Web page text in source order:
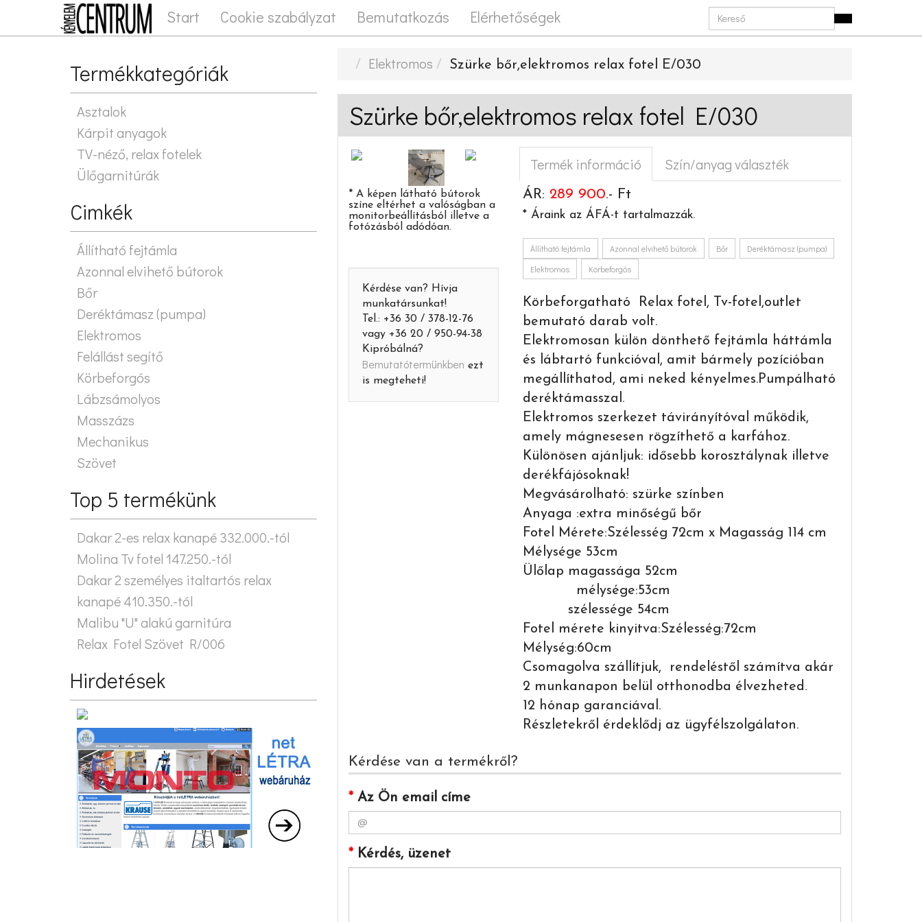
Start Cookie szabályzat Bemutatkozás Elérhetőségek
Termékkategóriák
Asztalok
Kárpit anyagok
TV-néző, relax fotelek
Ülőgarnitúrák
Cimkék
Állítható fejtámla
Azonnal elvihető bútorok
Bőr
Deréktámasz (pumpa)
Elektromos
Felállást segítő
Körbeforgós
Lábzsámolyos
Masszázs
Mechanikus
Szövet
Top 5 termékünk
Dakar 2-es relax kanapé 332.000.-tól
Molina Tv fotel 147.250.-tól
Dakar 2 személyes italtartós relax
kanapé 410.350.-tól
Malibu "U" alakú garnitúra
Relax Fotel Szövet R/006
Hirdetések
Elektromos Szürke bőr,elektromos relax fotel E/030
Szürke bőr,elektromos relax fotel E/030
* A képen látható bútorok
színe eltérhet a valóságban a
monitorbeállításból illetve a
fotózásból adódóan.
Kérdése van? Hívja
munkatársunkat!
Tel.: +36 30 / 378-12-76
vagy +36 20 / 950-94-38
Kipróbálná?
Bemutatótermünkben ezt
is megteheti!
Termék információ Szín/anyag választék
ÁR: 289 900.- Ft
* Áraink az ÁFÁ-t tartalmazzák.
Állítható fejtámla Azonnal elvihető bútorok Bőr
Deréktámasz (pumpa)
Elektromos
Körbeforgós
Körbeforgatható Relax fotel, Tv-fotel,outlet
bemutató darab volt.
Elektromosan külön dönthető fejtámla háttámla
és lábtartó funkcióval, amit bármely pozícióban
megállíthatod, ami neked kényelmes.Pumpálható
deréktámasszal.
Elektromos szerkezet távirányítóval működik,
amely mágnesesen rögzíthető a karfához.
Különösen ajánljuk: idősebb korosztálynak illetve
derékfájósoknak!
Megvásárolható: szürke színben
Anyaga :extra minőségű bőr
Fotel Mérete:Szélesség 72cm x Magasság 114 cm
Mélysége 53cm
Ülőlap magassága 52cm
mélysége:53cm
szélessége 54cm
Fotel mérete kinyitva:Szélesség:72cm
Mélység:60cm
Csomagolva szállítjuk, rendeléstől számítva akár
2 munkanapon belül otthonodba élvezheted.
12 hónap garanciával.
Részletekről érdeklődj az ügyfélszolgálaton.
Kérdése van a termékről?
* Az Ön email címe
* Kérdés, üzenet